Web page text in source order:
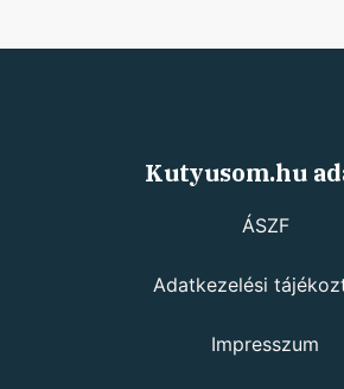
Kutyusom.hu
ÁSZF
Adatkezelési
Impresszum